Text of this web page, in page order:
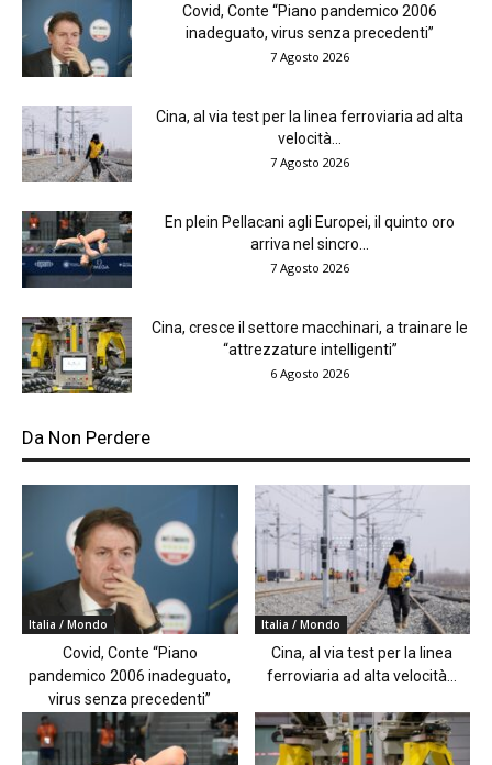
Covid, Conte “Piano pandemico 2006
inadeguato, virus senza precedenti”
7 Agosto 2026
Cina, al via test per la linea ferroviaria ad alta
velocità...
7 Agosto 2026
En plein Pellacani agli Europei, il quinto oro
arriva nel sincro...
7 Agosto 2026
Cina, cresce il settore macchinari, a trainare le
“attrezzature intelligenti”
6 Agosto 2026
Da Non Perdere
Italia / Mondo
Covid, Conte “Piano
pandemico 2006 inadeguato,
virus senza precedenti”
Italia / Mondo
Cina, al via test per la linea
ferroviaria ad alta velocità...